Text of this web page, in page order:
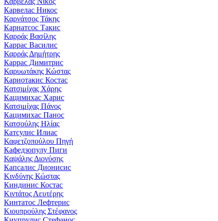
Карвелас Никос
Καρνάτσος Τάκης
Карнатсос Такис
Καρράς Βασίλης
Каррас Василис
Καρράς Δημήτρης
Каррас Димитрис
Καρυωτάκης Κώστας
Кариотакис Костас
Κατσιμίχας Χάρης
Кацимихас Харис
Κατσιμίχας Πάνος
Кацимихас Панос
Κατσούλης Ηλίας
Катсулис Илиас
Καφετζοπούλου Πηγή
Кафедзопулу Пиги
Καψάλης Διονύσης
Капсалис Дионисис
Κινδύνης Κώστας
Киндинис Костас
Κιντάτος Λευτέρης
Кинтатос Лефтерис
Κιουπρούλης Στέφανος